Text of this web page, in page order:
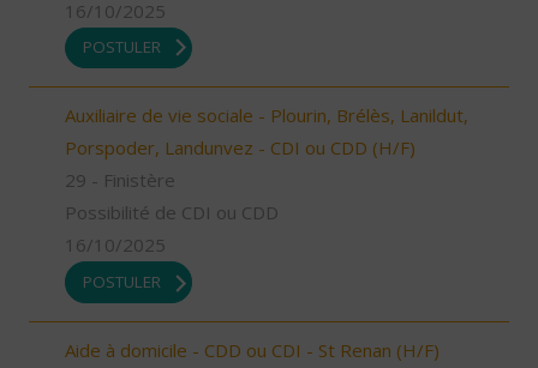
16/10/2025
POSTULER
Auxiliaire de vie sociale - Plourin, Brélès, Lanildut,
Porspoder, Landunvez - CDI ou CDD (H/F)
29 - Finistère
Possibilité de CDI ou CDD
16/10/2025
POSTULER
Aide à domicile - CDD ou CDI - St Renan (H/F)